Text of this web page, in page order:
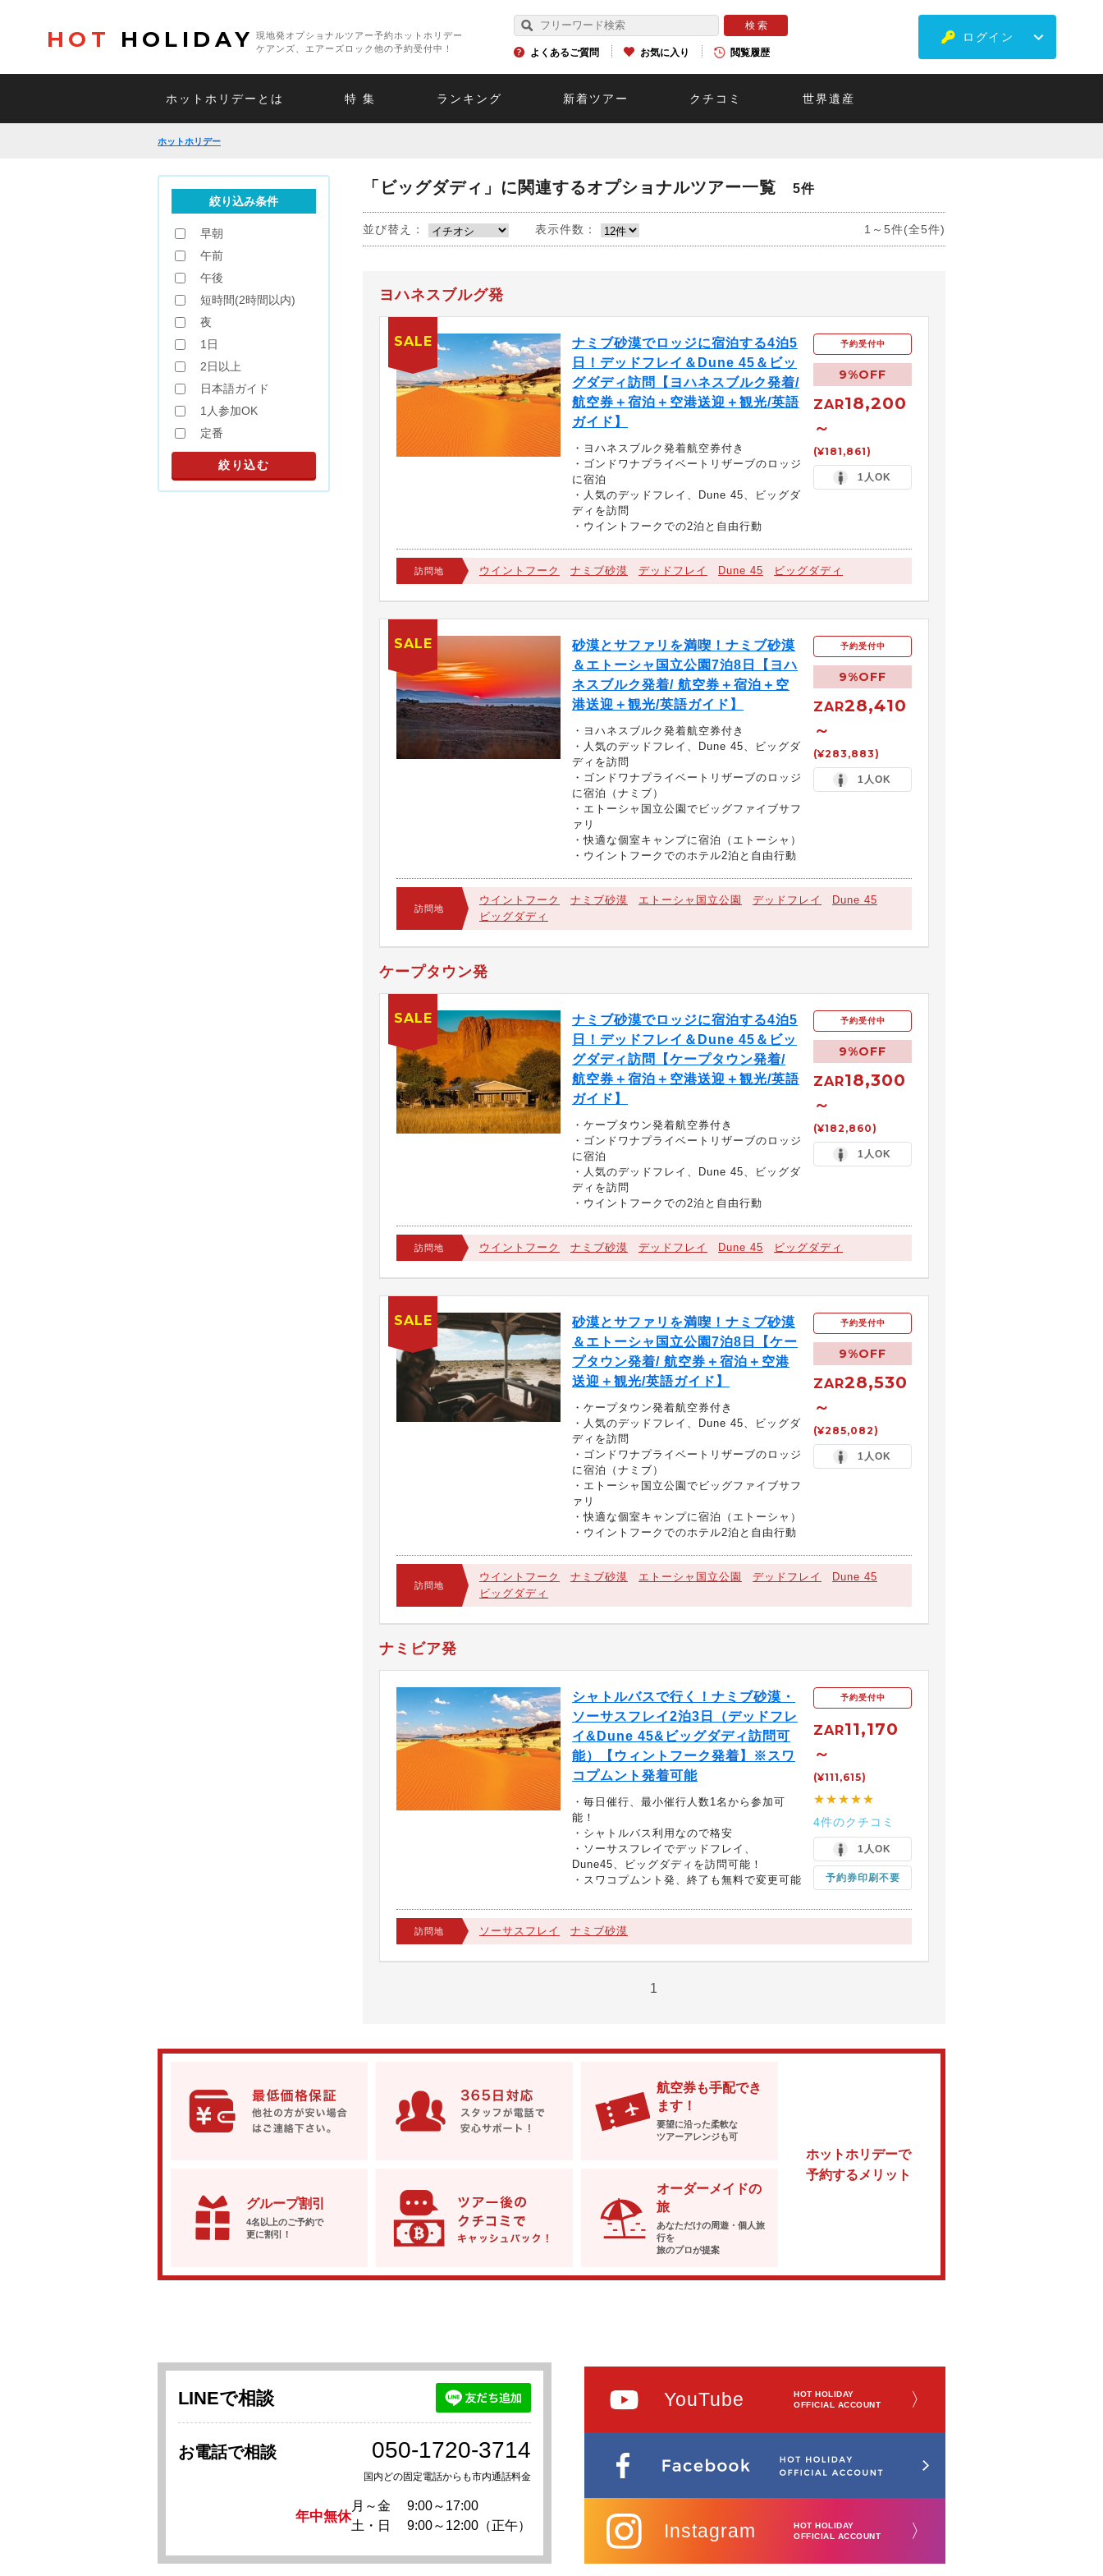
HOT HOLIDAY
現地発オプショナルツアー予約ホットホリデー
ケアンズ、エアーズロック他の予約受付中！
よくあるご質問 お気に入り 閲覧履歴
ログイン
ホットホリデーとは 特 集 ランキング 新着ツアー クチコミ 世界遺産
ホットホリデー
「ビッグダディ」に関連するオプショナルツアー一覧 5件
並び替え： 表示件数： 1～5件(全5件)
ヨハネスブルグ発
ナミブ砂漠でロッジに宿泊する4泊5
日！デッドフレイ＆Dune 45＆ビッ
グダディ訪問【ヨハネスブルク発着/
航空券＋宿泊＋空港送迎＋観光/英語
ガイド】
・ヨハネスブルク発着航空券付き
・ゴンドワナプライベートリザーブのロッジ
に宿泊
・人気のデッドフレイ、Dune 45、ビッグダ
ディを訪問
・ウイントフークでの2泊と自由行動
予約受付中
9%OFF
ZAR18,200
～
(¥181,861)
1人OK
訪問地 ウイントフーク ナミブ砂漠 デッドフレイ Dune 45 ビッグダディ
SALE
砂漠とサファリを満喫！ナミブ砂漠
＆エトーシャ国立公園7泊8日【ヨハ
ネスブルク発着/ 航空券＋宿泊＋空
港送迎＋観光/英語ガイド】
・ヨハネスブルク発着航空券付き
・人気のデッドフレイ、Dune 45、ビッグダ
ディを訪問
・ゴンドワナプライベートリザーブのロッジ
に宿泊（ナミブ）
・エトーシャ国立公園でビッグファイブサフ
ァリ
・快適な個室キャンプに宿泊（エトーシャ）
・ウイントフークでのホテル2泊と自由行動
予約受付中
9%OFF
ZAR28,410
～
(¥283,883)
1人OK
訪問地
ウイントフーク ナミブ砂漠 エトーシャ国立公園 デッドフレイ
Dune 45
ビッグダディ
SALE
ケープタウン発
ナミブ砂漠でロッジに宿泊する4泊5
日！デッドフレイ＆Dune 45＆ビッ
グダディ訪問【ケープタウン発着/
航空券＋宿泊＋空港送迎＋観光/英語
ガイド】
・ケープタウン発着航空券付き
・ゴンドワナプライベートリザーブのロッジ
に宿泊
・人気のデッドフレイ、Dune 45、ビッグダ
ディを訪問
・ウイントフークでの2泊と自由行動
予約受付中
9%OFF
ZAR18,300
～
(¥182,860)
1人OK
訪問地 ウイントフーク ナミブ砂漠 デッドフレイ Dune 45 ビッグダディ
SALE
砂漠とサファリを満喫！ナミブ砂漠
＆エトーシャ国立公園7泊8日【ケー
プタウン発着/ 航空券＋宿泊＋空港
送迎＋観光/英語ガイド】
・ケープタウン発着航空券付き
・人気のデッドフレイ、Dune 45、ビッグダ
ディを訪問
・ゴンドワナプライベートリザーブのロッジ
に宿泊（ナミブ）
・エトーシャ国立公園でビッグファイブサフ
ァリ
・快適な個室キャンプに宿泊（エトーシャ）
・ウイントフークでのホテル2泊と自由行動
予約受付中
9%OFF
ZAR28,530
～
(¥285,082)
1人OK
訪問地
ウイントフーク ナミブ砂漠 エトーシャ国立公園 デッドフレイ
Dune 45
ビッグダディ
SALE
ナミビア発
シャトルバスで行く！ナミブ砂漠・
ソーサスフレイ2泊3日（デッドフレ
イ&Dune 45&ビッグダディ訪問可
能）【ウィントフーク発着】※スワ
コプムント発着可能
・毎日催行、最小催行人数1名から参加可
能！
・シャトルバス利用なので格安
・ソーサスフレイでデッドフレイ、
Dune45、ビッグダディを訪問可能！
・スワコプムント発、終了も無料で変更可能
予約受付中
ZAR11,170
～
(¥111,615)
★★★★★
4件のクチコミ
1人OK
予約券印刷不要
訪問地 ソーサスフレイ ナミブ砂漠
1
絞り込み条件
早朝
午前
午後
短時間(2時間以内)
夜
1日
2日以上
日本語ガイド
1人参加OK
定番
ホットホリデーで
予約するメリット
航空券も手配でき
ます！
要望に沿った柔軟な
ツアーアレンジも可
グループ割引
4名以上のご予約で
更に割引！
オーダーメイドの
旅
あなただけの周遊・個人旅
行を
旅のプロが提案
LINEで相談
お電話で相談 050-1720-3714
国内どの固定電話からも市内通話料金
年中無休
月～金
9:00～17:00
土・日
9:00～12:00（正午）
YouTube
HOT HOLIDAY
OFFICIAL ACCOUNT
〉
Instagram
HOT HOLIDAY
OFFICIAL ACCOUNT
〉